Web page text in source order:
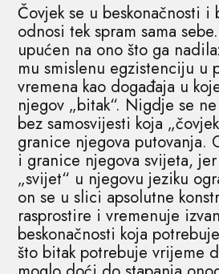
Čovjek se u beskonačnosti i
odnosi tek spram sama
upućen na ono što ga
mu smislenu egzistenciju u
vremena kao događaja u
njegov „bitak“. Nigdje se
bez samosvijesti koja
granice njegova putovanja.
i granice njegova svijeta,
„svijet“ u njegovu jeziku
on se u slici apsolutne
rasprostire i vremenuje
beskonačnosti koja
što bitak potrebuje vrijeme